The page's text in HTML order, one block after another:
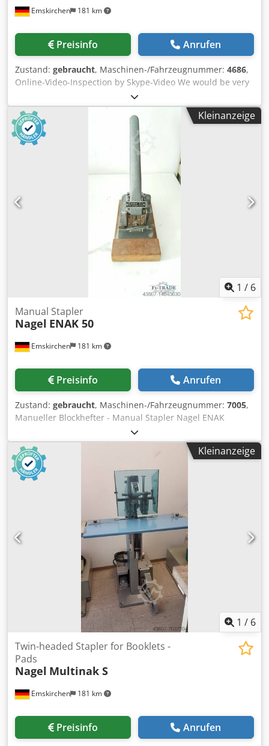
Emskirchen 181 km
Preisinfo Anrufen
Zustand: gebraucht, Maschinen-/Fahrzeugnummer: 4686,
Online-Video-Inspection by Skype-Video We would be very
pleased with your visit - more machines on Stock Available
Immediately - Can be inspect On Stock Emskirchen /
Nürnberg - Can be test Djdpfjh Ax D Sjx Ab DskrKleinanzeige
1 / 6
Emskirchen 181 km
Manual Stapler
Nagel ENAK 50
Preisinfo Anrufen
Zustand: gebraucht, Maschinen-/Fahrzeugnummer: 7005,
Manueller Blockhefter - Manual Stapler Nagel ENAK
50Serial-No. 6017 Online-Video-Inspection by Skype-Video
We would be very pleased with your visit - more machines
on Stock Available Immediately - Can be inspect On Stock
Emskirchen / Nürnberg - Can be test Dksdpforgbz Tox Ab
Der
Kleinanzeige
1 / 6
Emskirchen 181 km
Twin-headed Stapler for Booklets -
Pads
Nagel Multinak S
Preisinfo Anrufen